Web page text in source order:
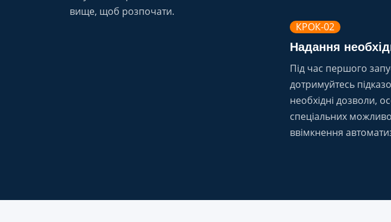
вище, щоб розпочати.
КРОК-02
Надання
Під час першого
дотримуйтесь
необхідні дозволи,
спеціальних
ввімкнення